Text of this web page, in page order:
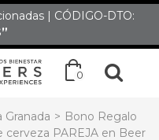
| CÓDIGO-DTO:
0
Granada > Bono Regalo
cerveza PAREJA en Beer